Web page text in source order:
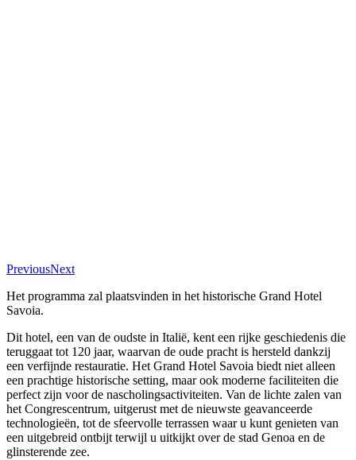
PreviousNext
Het programma zal plaatsvinden in het historische Grand Hotel
Savoia.
Dit hotel, een van de oudste in Italië, kent een rijke geschiedenis die
teruggaat tot 120 jaar, waarvan de oude pracht is hersteld dankzij
een verfijnde restauratie. Het Grand Hotel Savoia biedt niet alleen
een prachtige historische setting, maar ook moderne faciliteiten die
perfect zijn voor de nascholingsactiviteiten. Van de lichte zalen van
het Congrescentrum, uitgerust met de nieuwste geavanceerde
technologieën, tot de sfeervolle terrassen waar u kunt genieten van
een uitgebreid ontbijt terwijl u uitkijkt over de stad Genoa en de
glinsterende zee.